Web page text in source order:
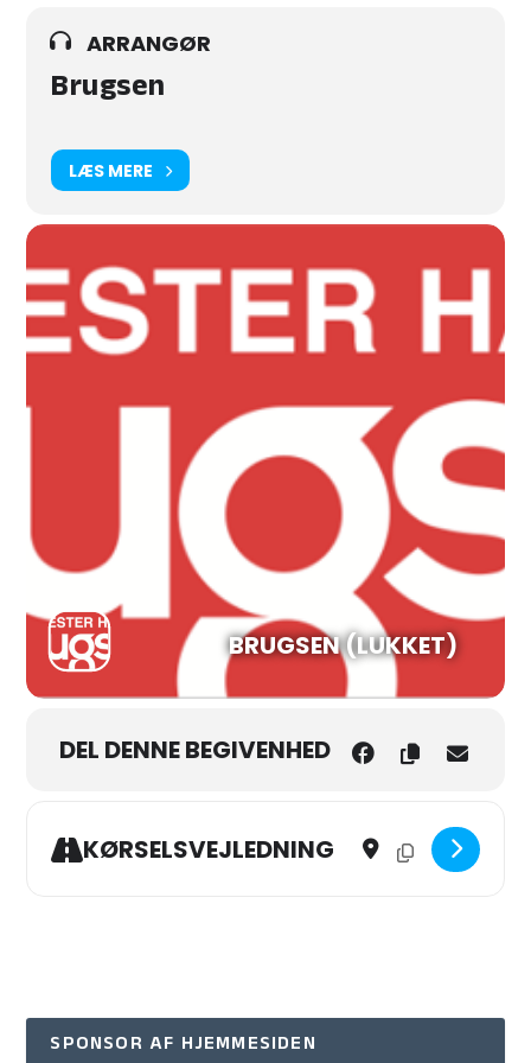
ARRANGØR
Brugsen
LÆS MERE
BRUGSEN (LUKKET)
DEL DENNE BEGIVENHED
KØRSELSVEJLEDNING Address - Smagen af
Destination
SPONSOR AF HJEMMESIDEN